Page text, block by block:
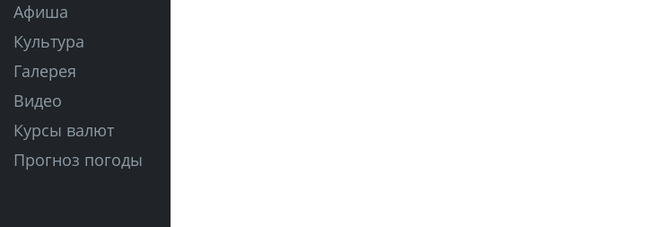
Афиша
Культура
Галерея
Видео
Курсы валют
Прогноз погоды